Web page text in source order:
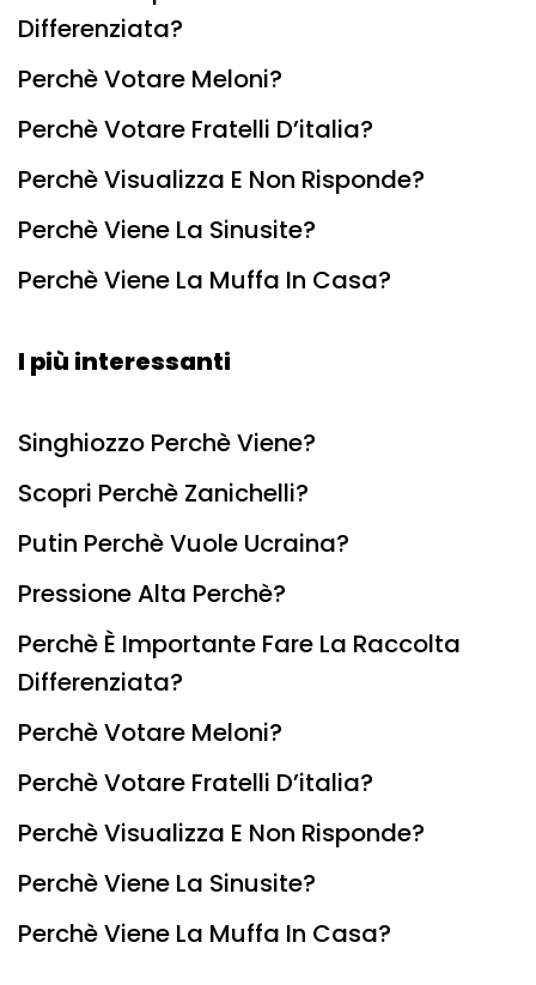
Differenziata?
Perchè Votare Meloni?
Perchè Votare Fratelli D’italia?
Perchè Visualizza E Non Risponde?
Perchè Viene La Sinusite?
Perchè Viene La Muffa In Casa?
I più interessanti
Singhiozzo Perchè Viene?
Scopri Perchè Zanichelli?
Putin Perchè Vuole Ucraina?
Pressione Alta Perchè?
Perchè È Importante Fare La Raccolta
Differenziata?
Perchè Votare Meloni?
Perchè Votare Fratelli D’italia?
Perchè Visualizza E Non Risponde?
Perchè Viene La Sinusite?
Perchè Viene La Muffa In Casa?